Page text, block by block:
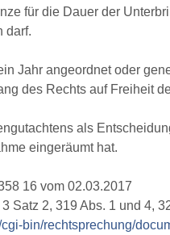
für die Dauer der
darf.
Jahr angeordnet oder
des Rechts auf Freiheit
als
eingeräumt hat.
16 vom 02.03.2017
Satz 2, 319 Abs. 1 und 4,
bin/rechtsprechung/